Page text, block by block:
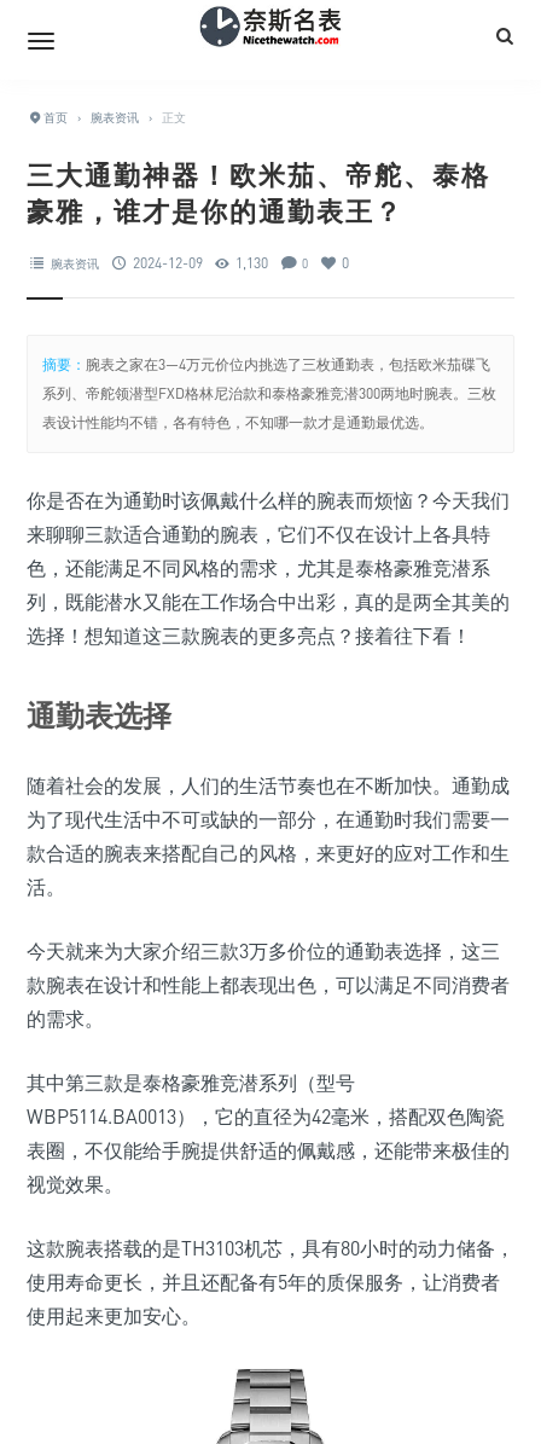
首页 › 腕表资讯 › 正文
三大通勤神器！欧米茄、帝舵、泰格
豪雅，谁才是你的通勤表王？
腕表资讯 2024-12-09 1,130 0 0
摘要： 腕表之家在3—4万元价位内挑选了三枚通勤表，包括欧米茄碟飞
系列、帝舵领潜型FXD格林尼治款和泰格豪雅竞潜300两地时腕表。三枚
表设计性能均不错，各有特色，不知哪一款才是通勤最优选。
你是否在为通勤时该佩戴什么样的腕表而烦恼？今天我们
来聊聊三款适合通勤的腕表，它们不仅在设计上各具特
色，还能满足不同风格的需求，尤其是泰格豪雅竞潜系
列，既能潜水又能在工作场合中出彩，真的是两全其美的
选择！想知道这三款腕表的更多亮点？接着往下看！
通勤表选择
随着社会的发展，人们的生活节奏也在不断加快。通勤成
为了现代生活中不可或缺的一部分，在通勤时我们需要一
款合适的腕表来搭配自己的风格，来更好的应对工作和生
活。
今天就来为大家介绍三款3万多价位的通勤表选择，这三
款腕表在设计和性能上都表现出色，可以满足不同消费者
的需求。
其中第三款是泰格豪雅竞潜系列（型号
WBP5114.BA0013），它的直径为42毫米，搭配双色陶瓷
表圈，不仅能给手腕提供舒适的佩戴感，还能带来极佳的
视觉效果。
这款腕表搭载的是TH3103机芯，具有80小时的动力储备，
使用寿命更长，并且还配备有5年的质保服务，让消费者
使用起来更加安心。